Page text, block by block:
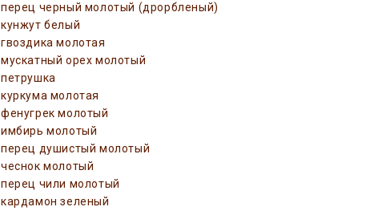
перец черный молотый (дрорбленый)
кунжут белый
гвоздика молотая
мускатный орех молотый
петрушка
куркума молотая
фенугрек молотый
имбирь молотый
перец душистый молотый
чеснок молотый
перец чили молотый
кардамон зеленый